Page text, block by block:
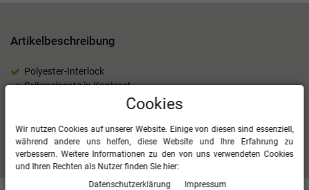
Artikelbeschreibung
Polyester-Interlock
Seiteneinsatz in Kontrast
Mehr Informationen zum EU Verantwortlichen »
Cookies
Wir nutzen Cookies auf unserer Website. Einige von diesen sind essenziell,
während andere uns helfen, diese Website und Ihre Erfahrung zu
verbessern. Weitere Informationen zu den von uns verwendeten Cookies
und Ihren Rechten als Nutzer finden Sie hier:
Daten­schutz­erklärung
Impressum